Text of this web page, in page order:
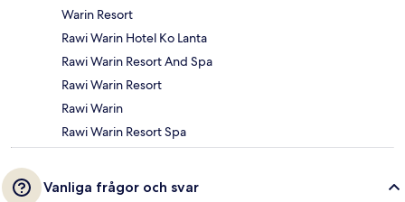
Warin Resort
Rawi Warin Hotel Ko Lanta
Rawi Warin Resort And Spa
Rawi Warin Resort
Rawi Warin
Rawi Warin Resort Spa
Vanliga frågor och svar